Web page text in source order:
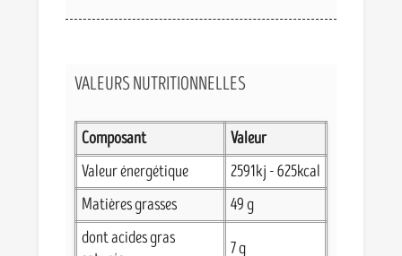
VALEURS NUTRITIONNELLES
Composant
Valeur
Valeur énergétique
2591kj - 625kcal
Matières grasses
49 g
dont acides gras
7 g